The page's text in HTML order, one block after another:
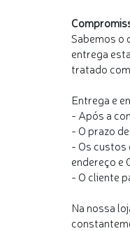
Sabemos o
entrega
tratado
Entrega e
- Após a
- O prazo
- Os custos
endereço e
- O cliente
Na nossa